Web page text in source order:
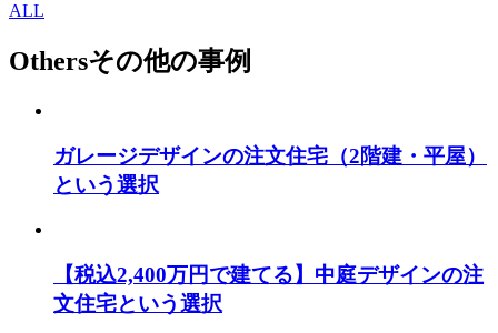
ALL
Othersその他の事例
ガレージデザインの注文住宅（2階建・平屋）
という選択
【税込2,400万円で建てる】中庭デザインの注
文住宅という選択